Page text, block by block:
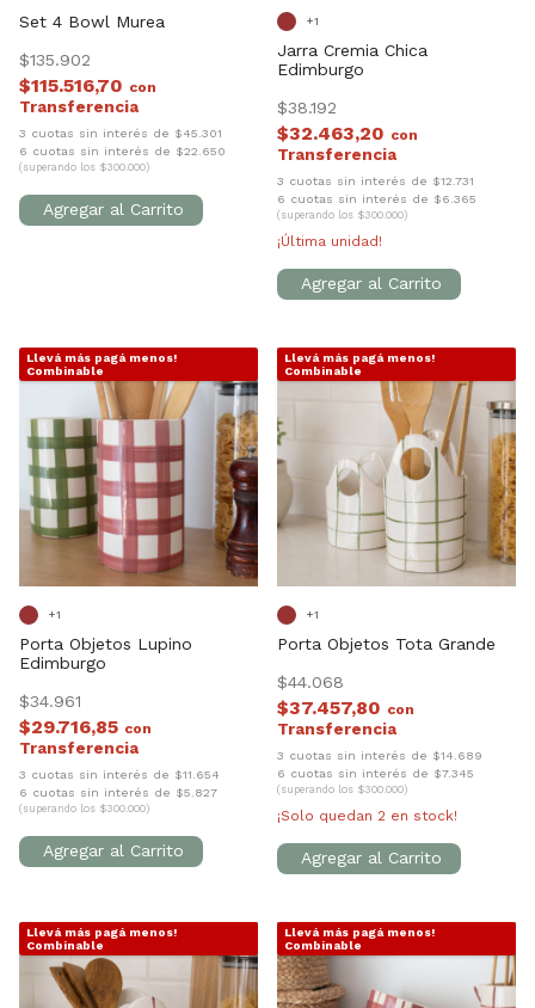
Set 4 Bowl Murea
$135.902
$115.516,70 con
3 cuotas sin interés de $45.301
6 cuotas sin interés de $22.650
(superando los $300.000)
Jarra Cremia Chica
Edimburgo
$38.192
$32.463,20 con
3 cuotas sin interés de $12.731
6 cuotas sin interés de $6.365
(superando los $300.000)
¡Última unidad!
+1
Llevá más pagá menos!
Combinable
Porta Objetos Lupino
Edimburgo
$34.961
$29.716,85 con
3 cuotas sin interés de $11.654
6 cuotas sin interés de $5.827
(superando los $300.000)
+1
Llevá más pagá menos!
Combinable
Porta Objetos Tota Grande
$44.068
$37.457,80 con
3 cuotas sin interés de $14.689
6 cuotas sin interés de $7.345
(superando los $300.000)
¡Solo quedan 2 en stock!
+1
Llevá más pagá menos!
Combinable
Llevá más pagá menos!
Combinable